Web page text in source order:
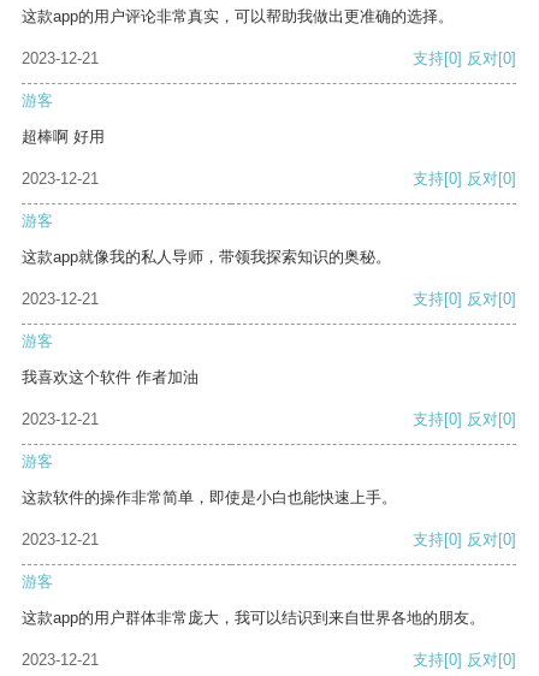
这款app的用户评论非常真实，可以帮助我做出更准确的选择。
2023-12-21 支持[0] 反对[0]
游客
超棒啊 好用
2023-12-21 支持[0] 反对[0]
游客
这款app就像我的私人导师，带领我探索知识的奥秘。
2023-12-21 支持[0] 反对[0]
游客
我喜欢这个软件 作者加油
2023-12-21 支持[0] 反对[0]
游客
这款软件的操作非常简单，即使是小白也能快速上手。
2023-12-21 支持[0] 反对[0]
游客
这款app的用户群体非常庞大，我可以结识到来自世界各地的朋友。
2023-12-21 支持[0] 反对[0]